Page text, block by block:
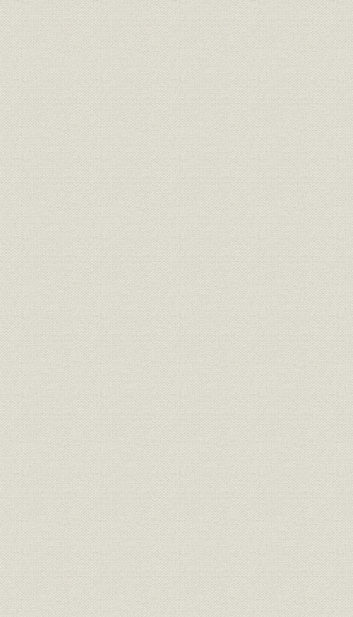
社歌 室蘭製鉄所所歌
事業所 製鉄所本事務所
施設
テレタイプ室//本事務所外景//機
械計算機//機械計算機パンチ作
業//機械計算機室内部
定款 北海道炭礦汽船株式会社定款 明治40年8
定款 株式会社日本製鋼所定款 大正8年12
定款 輪西製鉄株式会社定款 昭和6年10
定款 日本製鉄株式会社定款 昭和9年1月
定款 富士製鉄株式会社定款
昭和25年4
11月29日
組織 職制 明治42年5
役員
北海道炭礦汽船株式会社時代役
員異動表
明治40年~
役員
北海道製鉄株式会社時代役員異
動表
大正6年~
役員
株式会社日本製鋼所時代役員異
動表 日本製鋼直営時代
大正8年12
役員
株式会社日本製鋼所時代役員異
動表 輪西製鉄組合時代
大正13年2
役員
輪西製鉄株式会社時代役員異動
表
昭和6年10
役員
日本製鉄株式会社役員異動表
昭和9年1